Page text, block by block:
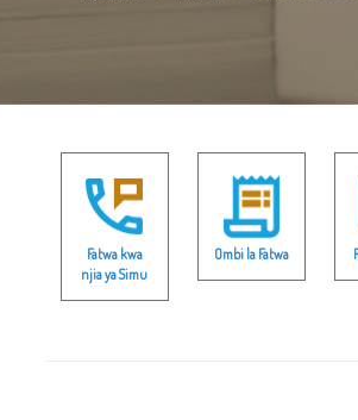
Fatwa kwa
njia ya Simu
Ombi la Fatwa